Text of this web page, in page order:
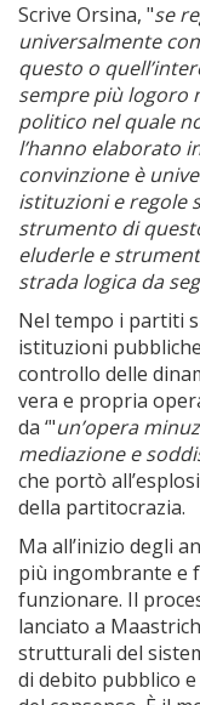
Scrive Orsina, "se
universalmente
questo o
sempre più logoro
politico nel quale
l’hanno elaborato
convinzione è
istituzioni e regole
strumento di
eluderle e
strada logica da
Nel tempo i partiti
istituzioni
controllo delle
vera e propria
da ‘"un’opera
mediazione e
che portò
della partitocrazia.
Ma all’inizio degli
più ingombrante e
funzionare. Il
lanciato a
strutturali del
di debito pubblico